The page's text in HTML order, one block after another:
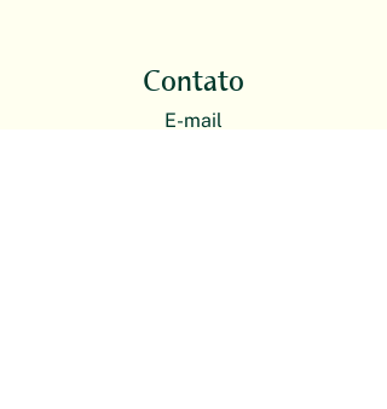
Contato
E-mail